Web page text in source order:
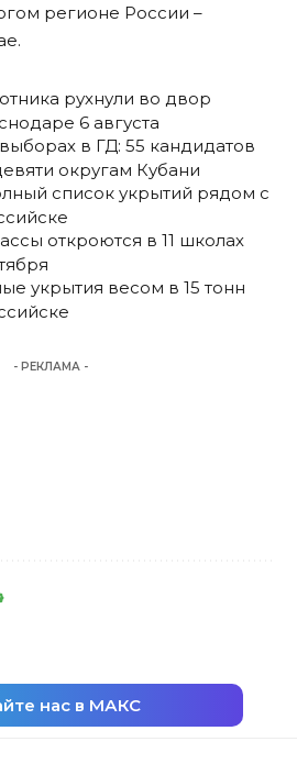
регионе России –
.
рухнули во двор
6 августа
в ГД: 55 кандидатов
округам Кубани
список укрытий рядом с
откроются в 11 школах
укрытия весом в 15 тонн
- РЕКЛАМА -
нас в МАКС